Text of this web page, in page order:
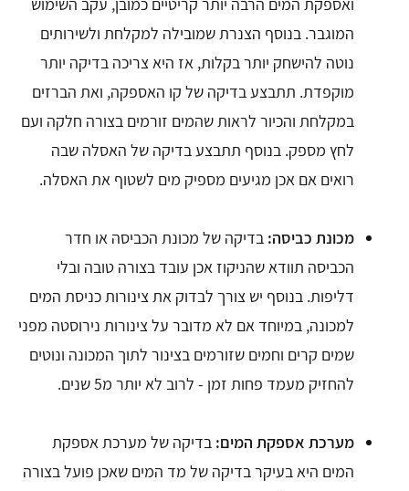
המוגבר. בנוסף הצנרת שמובילה למקלחת ולשירותים
נוטה להישחק יותר בקלות, אז היא צריכה בדיקה יותר
מוקפדת. תתבצע בדיקה של קו האספקה, ואת הברזים
במקלחת והכיור לראות שהמים זורמים בצורה חלקה ועם
לחץ מספק. בנוסף תתבצע בדיקה של האסלה שבה
רואים אם אכן מגיעים מספיק מים לשטוף את האסלה.
מכונת כביסה: בדיקה של מכונת הכביסה או חדר
הכביסה תוודא שהניקוז אכן עובד בצורה טובה ובלי
דליפות. בנוסף יש צורך לבדוק את צינורות כניסת המים
למכונה, במיוחד אם לא מדובר על צינורות נירוסטה מפני
שמים קרים וחמים שזורמים בצינור לתוך המכונה ונוטים
להחזיק מעמד פחות זמן - לרוב לא יותר מ5 שנים.
מערכת אספקת המים: בדיקה של מערכת אספקת
המים היא בעיקר בדיקה של מד המים שאכן פועל בצורה